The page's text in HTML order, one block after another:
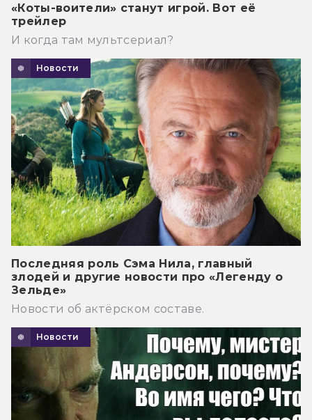
«Коты-воители» станут игрой. Вот её
трейлер
И когда там мультсериал?
Новости
Последняя роль Сэма Нила, главный
злодей и другие новости про «Легенду о
Зельде»
Новости об актёрском составе.
Новости